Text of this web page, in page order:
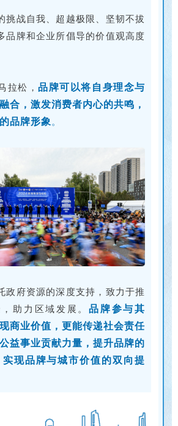
挑战自我、超越极限、坚韧不拔
品牌和企业所倡导的价值观高度
拉松，品牌可以将自身理念与
合，激发消费者内心的共鸣，
品牌形象。
政府资源的深度支持，致力于推
助力区域发展。品牌参与其
商业价值，更能传递社会责任
益事业贡献力量，提升品牌的
现品牌与城市价值的双向提